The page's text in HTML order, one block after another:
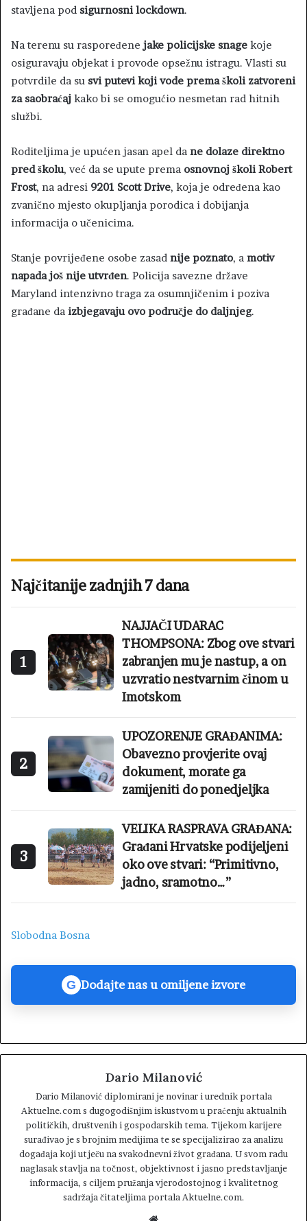
stavljena pod sigurnosni lockdown.
Na terenu su raspoređenejake policijske snage koje
osiguravaju objekat i provode opsežnu istragu. Vlasti su
potvrdile da su svi putevi koji vode prema školi zatvoreni
za saobraćaj kako bi se omogućio nesmetan rad hitnih
službi.
Roditeljima je upućen jasan apel da ne dolaze direktno
pred školu, već da se upute prema osnovnoj školi Robert
Frost, na adresi 9201 Scott Drive, koja je određena kao
zvanično mjesto okupljanja porodica i dobijanja
informacija o učenicima.
Stanje povrijeđene osobe zasad nije poznato, a motiv
napada još nije utvrđen. Policija savezne države
Maryland intenzivno traga za osumnjičenim i poziva
građane da izbjegavaju ovo područje do daljnjeg.
Najčitanije zadnjih 7 dana
1
NAJJAČI UDARAC
THOMPSONA: Zbog ove stvari
zabranjen mu je nastup, a on
uzvratio nestvarnim činom u
Imotskom
2
UPOZORENJE GRAĐANIMA:
Obavezno provjerite ovaj
dokument, morate ga
zamijeniti do ponedjeljka
3
VELIKA RASPRAVA GRAĐANA:
Građani Hrvatske podijeljeni
oko ove stvari: “Primitivno,
jadno, sramotno…”
Slobodna Bosna
G Dodajte nas u omiljene izvore
Dario Milanović
Dario Milanović diplomirani je novinar i urednik portala
Aktuelne.com s dugogodišnjim iskustvom u praćenju aktualnih
političkih, društvenih i gospodarskih tema. Tijekom karijere
surađivao je s brojnim medijima te se specijalizirao za analizu
događaja koji utječu na svakodnevni život građana. U svom radu
naglasak stavlja na točnost, objektivnost i jasno predstavljanje
informacija, s ciljem pružanja vjerodostojnog i kvalitetnog
sadržaja čitateljima portala Aktuelne.com.